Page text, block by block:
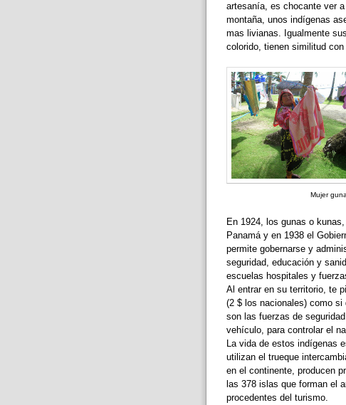
artesanía, es chocante ver
montaña, unos indígenas
mas livianas. Igualmente
colorido, tienen similitud
Mujer
En 1924, los gunas o
Panamá y en 1938 el
permite gobernarse y
seguridad, educación y
escuelas hospitales y
Al entrar en su territorio, te
(2 $ los nacionales) como
son las fuerzas de
vehículo, para controlar el
La vida de estos indígenas
utilizan el trueque
en el continente, producen
las 378 islas que forman el
procedentes del turismo.